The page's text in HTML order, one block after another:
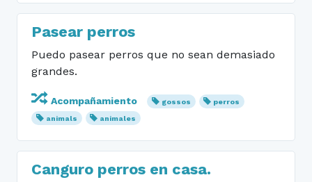
Pasear perros
Puedo pasear perros que no sean demasiado
grandes.
Acompañamiento gossos
perros
animals
animales
Canguro perros en casa.